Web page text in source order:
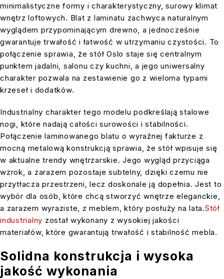
minimalistyczne formy i charakterystyczny, surowy klimat
wnętrz loftowych. Blat z laminatu zachwyca naturalnym
wyglądem przypominającym drewno, a jednocześnie
gwarantuje trwałość i łatwość w utrzymaniu czystości. To
połączenie sprawia, że stół Oslo staje się centralnym
punktem jadalni, salonu czy kuchni, a jego uniwersalny
charakter pozwala na zestawienie go z wieloma typami
krzeseł i dodatków.
Industrialny charakter tego modelu podkreślają stalowe
nogi, które nadają całości surowości i stabilności.
Połączenie laminowanego blatu o wyraźnej fakturze z
mocną metalową konstrukcją sprawia, że stół wpisuje się
w aktualne trendy wnętrzarskie. Jego wygląd przyciąga
wzrok, a zarazem pozostaje subtelny, dzięki czemu nie
przytłacza przestrzeni, lecz doskonale ją dopełnia. Jest to
wybór dla osób, które chcą stworzyć wnętrze eleganckie,
a zarazem wyraziste, z meblem, który posłuży na lata.Stół
industrialny został wykonany z wysokiej jakości
materiałów, które gwarantują trwałość i stabilność mebla.
Solidna konstrukcja i wysoka
jakość wykonania